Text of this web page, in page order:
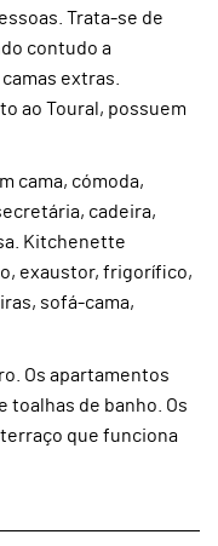
Trata-se de
contudo a
extras.
ao Toural, possuem
cama, cómoda,
cadeira,
Kitchenette
exaustor, frigorífico,
sofá-cama,
Os apartamentos
toalhas de banho. Os
que funciona